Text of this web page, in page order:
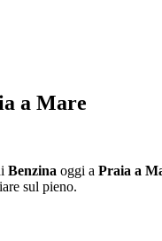
a Mare
Benzina oggi a Praia a
sul pieno.